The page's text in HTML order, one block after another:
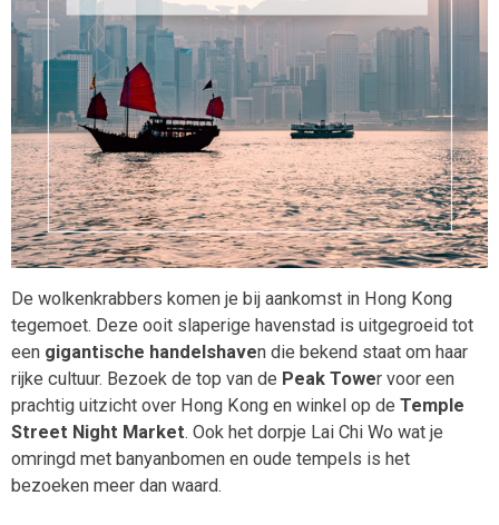
De wolkenkrabbers komen je bij aankomst in Hong Kong
tegemoet. Deze ooit slaperige havenstad is uitgegroeid tot
een gigantische handelshaven die bekend staat om haar
rijke cultuur. Bezoek de top van de Peak Tower voor een
prachtig uitzicht over Hong Kong en winkel op de Temple
Street Night Market. Ook het dorpje Lai Chi Wo wat je
omringd met banyanbomen en oude tempels is het
bezoeken meer dan waard.